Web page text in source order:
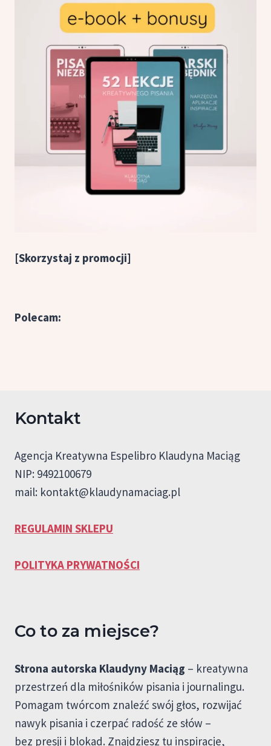
[Skorzystaj z promocji]
Polecam:
Kontakt
Agencja Kreatywna Espelibro Klaudyna Maciąg
NIP: 9492100679
mail: kontakt@klaudynamaciag.pl
REGULAMIN SKLEPU
POLITYKA PRYWATNOŚCI
Co to za miejsce?
Strona autorska Klaudyny Maciąg – kreatywna
przestrzeń dla miłośników pisania i journalingu.
Pomagam twórcom znaleźć swój głos, rozwijać
nawyk pisania i czerpać radość ze słów –
bez presji i blokad. Znajdziesz tu inspiracje,